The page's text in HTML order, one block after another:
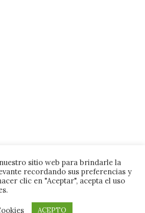
DE PRIVACIDAD AVISO LEGAL
sitio web para brindarle la
recordando sus preferencias y
clic en "Aceptar", acepta el uso
ACEPTO